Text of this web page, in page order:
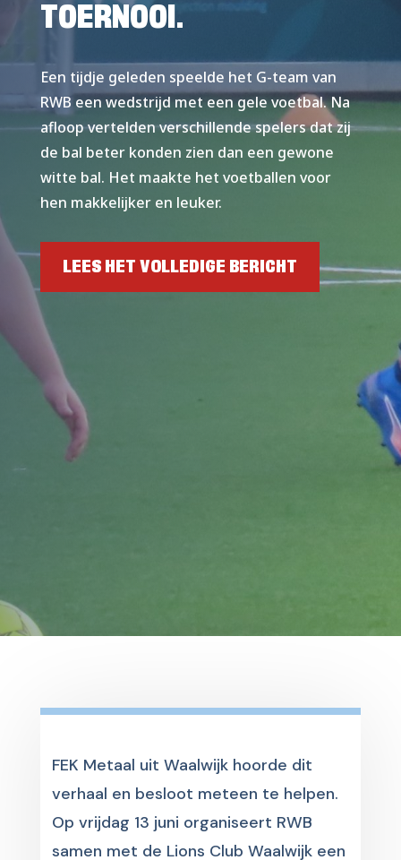
TOERNOOI.
Een tijdje geleden speelde het G-team van
RWB een wedstrijd met een gele voetbal. Na
afloop vertelden verschillende spelers dat zij
de bal beter konden zien dan een gewone
witte bal. Het maakte het voetballen voor
hen makkelijker en leuker.
LEES HET VOLLEDIGE BERICHT
FEK Metaal uit Waalwijk hoorde dit
verhaal en besloot meteen te helpen.
Op vrijdag 13 juni organiseert RWB
samen met de Lions Club Waalwijk een